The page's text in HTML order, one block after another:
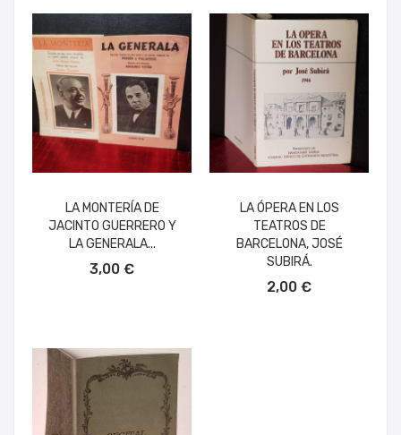
LA MONTERÍA DE
JACINTO GUERRERO Y
LA GENERALA...
3,00 €
LA ÓPERA EN LOS
TEATROS DE
BARCELONA, JOSÉ
SUBIRÁ.
2,00 €